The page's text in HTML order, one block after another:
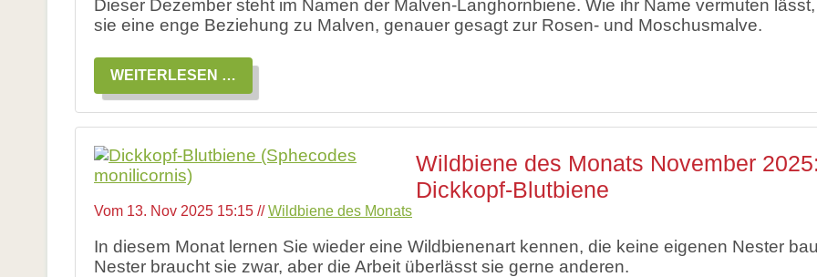
durch Honigbienen
Links
Literatur
Aktionsprogramm Natürlicher Klimaschutz
ist Biodiversität so wichtig?
Dieser Dezember steht im Namen der Malven-Langhornbiene. Wie ihr Name vermuten
sie eine enge Beziehung zu Malven, genauer gesagt zur Rosen- und Moschusmalve.
WEITERLESEN …
DES
MONATS
DEZEMBER
2025:
MALVEN-
LANGHORNBIENE
Wildbiene des Monats November
Dickkopf-Blutbiene
Vom 13. Nov 2025 15:15 //Wildbiene des Monats
In diesem Monat lernen Sie wieder eine Wildbienenart kennen, die keine eigenen Nester
Nester braucht sie zwar, aber die Arbeit überlässt sie gerne anderen.